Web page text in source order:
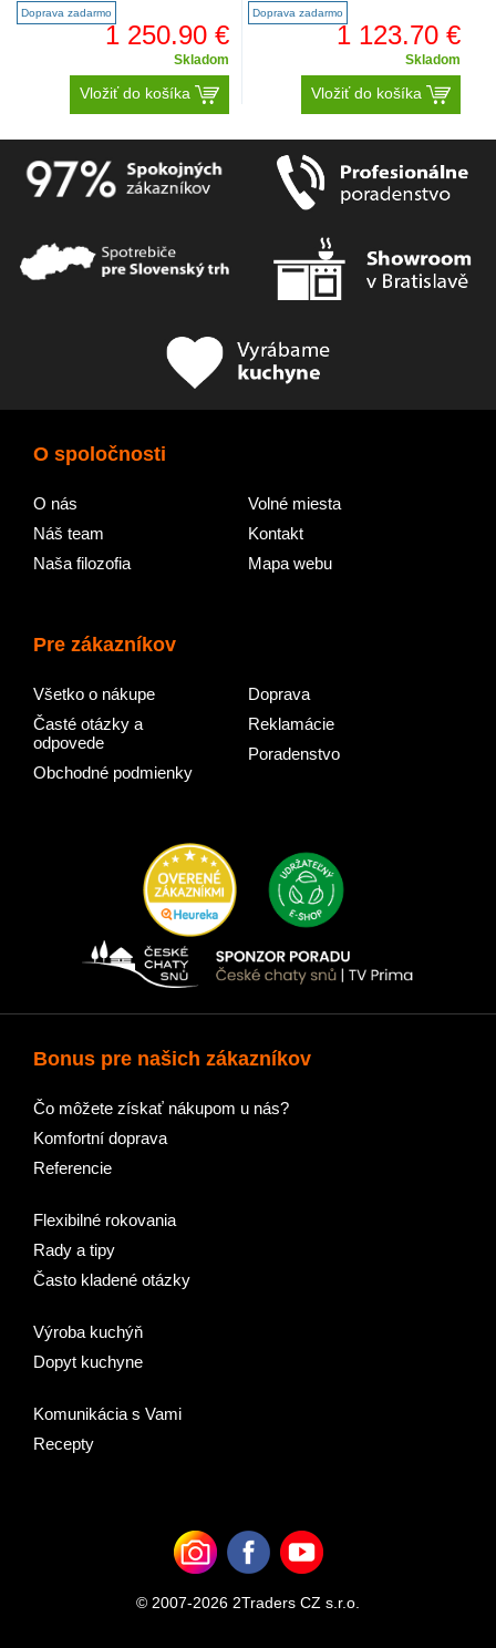
WR47B2C0CS Výkon a spotřeba t..
Doprava zadarmo
1 250.90 €
Skladom
Vložiť do košíka
WRB247DNCS Výkon a spotřeba ..
Doprava zadarmo
1 123.70 €
Skladom
Vložiť do košíka
O spoločnosti
O nás
Náš team
Naša filozofia
Volné miesta
Kontakt
Mapa webu
Pre zákazníkov
Všetko o nákupe
Časté otázky a
odpovede
Obchodné podmienky
Doprava
Reklamácie
Poradenstvo
Bonus pre našich zákazníkov
Čo môžete získať nákupom u nás?
Komfortní doprava
Referencie
Flexibilné rokovania
Rady a tipy
Často kladené otázky
Výroba kuchýň
Dopyt kuchyne
Komunikácia s Vami
Recepty
© 2007-2026 2Traders CZ s.r.o.